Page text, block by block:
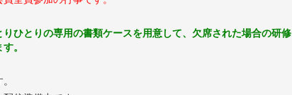
ひとりの専用の書類ケースを用意して、欠席された場合の研修
。